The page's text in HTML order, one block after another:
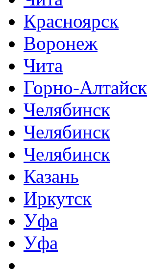
Красноярск
Воронеж
Чита
Горно-Алтайск
Челябинск
Челябинск
Челябинск
Казань
Иркутск
Уфа
Уфа